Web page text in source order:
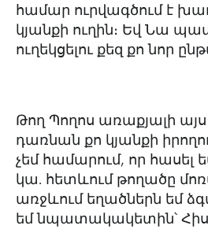
համար ուրվագծում է
կյանքի ուղին։ Եվ Նա
ուղեկցելու քեզ քո նոր
Թող Պողոս առաքյալի
դառնան քո կյանքի
չեմ համարում, որ հասել
կա. հետևում թողածը
առջևում եղածներն եմ
եմ նպատակակետին՝